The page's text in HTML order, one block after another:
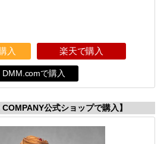
入 楽天で購入
DMM.comで購入
COMPANY公式ショップで購入】